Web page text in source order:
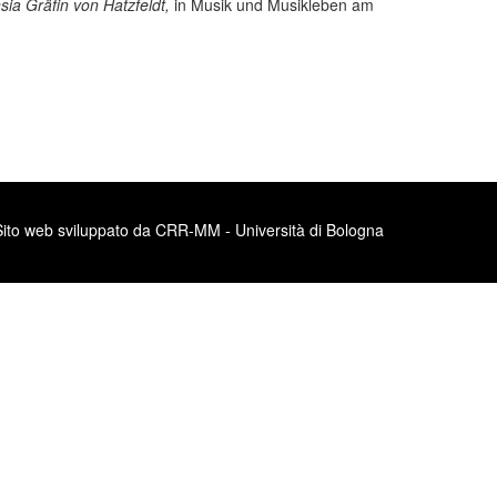
Gräfin von Hatzfeldt, in Musik und Musikleben am
web sviluppato da CRR-MM - Università di Bologna